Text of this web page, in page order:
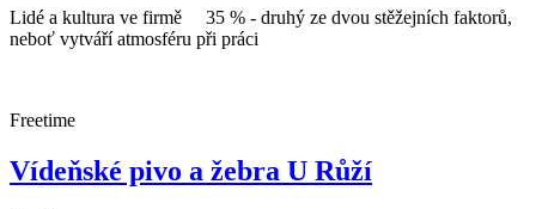
Lidé a kultura ve firmě 35 % - druhý ze dvou stěžejních faktorů,
neboť vytváří atmosféru při práci
Freetime
Vídeňské pivo a žebra U Růží